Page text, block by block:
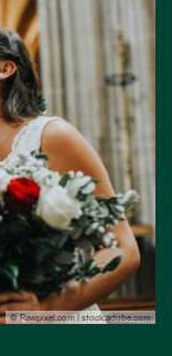
© Rawpixel.com | stock.adobe.com